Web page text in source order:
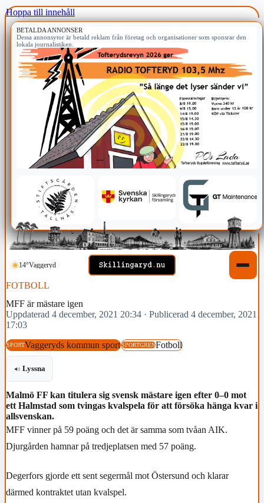
Hoppa till innehåll
BETALDA ANNONSER
Dessa annonsytor är betald reklam från företag och organisationer som sponsrar den
lokala journalistiken.
14°Vaggeryd
FOTBOLL
MFF är mästare igen
Uppdaterad 4 december, 2021 20:34 · Publicerad 4 december, 2021
17:03
SPORTVaggeryds kommun sportSPORTGRENFotboll
Lyssna
Malmö FF kan titulera sig svensk mästare igen efter 0–0 mot
ett Halmstad som tvingas kvalspela för att försöka hänga kvar i
allsvenskan.
MFF vinner på 59 poäng och det är samma som tvåan AIK.
Djurgården hamnar på tredjeplatsen med 57 poäng.
Degerfors gjorde ett sent segermål mot Östersund och klarar
därmed kontraktet utan kvalspel.